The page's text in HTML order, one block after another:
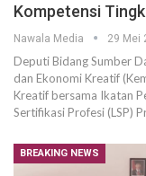
Kompetensi
Nawala Media 29 Mei
Deputi Bidang Sumber
dan Ekonomi Kreatif
Kreatif bersama Ikatan
Sertifikasi Profesi (LSP)
BREAKING NEWS